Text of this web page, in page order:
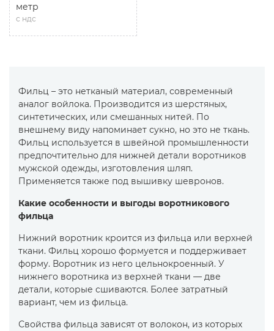
с ндс
метр
Фильц – это нетканый материал, современный
аналог войлока. Производится из шерстяных,
синтетических, или смешанных нитей. По
внешнему виду напоминает сукно, но это не ткань.
Фильц используется в швейной промышленности
предпочтительно для нижней детали воротников
мужской одежды, изготовления шляп.
Применяется также под вышивку шевронов.
Какие особенности и выгоды воротникового
фильца
Нижний воротник кроится из фильца или верхней
ткани. Фильц хорошо формуется и поддерживает
форму. Воротник из него цельнокроенный. У
нижнего воротника из верхней ткани — две
детали, которые сшиваются. Более затратный
вариант, чем из фильца.
Свойства фильца зависят от волокон, из которых